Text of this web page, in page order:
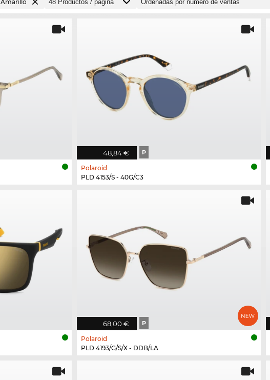
Amarillo
48,84 € P
Polaroid
PLD 4153/S - 40G/C3
68,00 € P
Polaroid
PLD 4193/G/S/X - DDB/LA